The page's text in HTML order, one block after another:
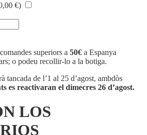
€)
superiors a 50€ a Espanya
o podeu recollir-lo a la botiga.
tancada de l’1 al 25 d’agost, ambdòs
es reactivaran el dimecres 26 d’agost.
LOS